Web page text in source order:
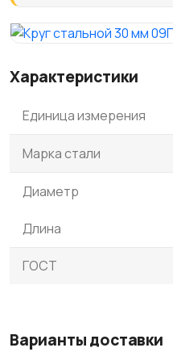
Характеристики
Единица измерения
Марка стали
Диаметр
Длина
ГОСТ
Варианты доставки